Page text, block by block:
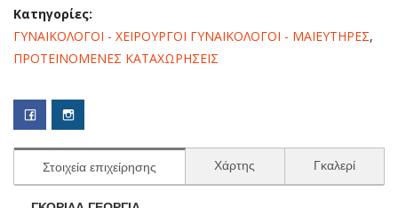
Κατηγορίες:
ΓΥΝΑΙΚΟΛΟΓΟΙ - ΧΕΙΡΟΥΡΓΟΙ ΓΥΝΑΙΚΟΛΟΓΟΙ - ΜΑΙΕΥΤΗΡΕΣ,
ΠΡΟΤΕΙΝΟΜΕΝΕΣ ΚΑΤΑΧΩΡΗΣΕΙΣ
Στοιχεία επιχείρησης Χάρτης Γκαλερί